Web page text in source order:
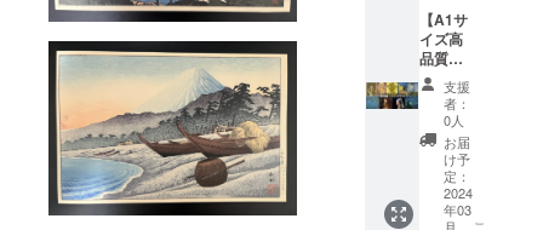
当店の
オスス
メ商品
を選び
送らせ
ていた
だきま
す ①西
洋画・
リトグ
ラフ ②
浮世
ンから
選んで
いただ
き、 ご
希望の
作品を
画像の
リスト
から選
択いた
だき、
【A1サ
イズ高
品質ポ
ス
ター】
商品名...
A1サイ
ズ高品
質ポス
ター 数
量...1枚
支援
者：
0人
お届
け予
定：
2024
年03
月